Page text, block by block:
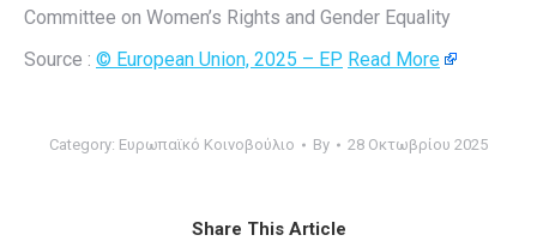
Committee on Women’s Rights and Gender Equality
Source : © European Union, 2025 – EP Read More
Category: Ευρωπαϊκό Κοινοβούλιο By 28 Οκτωβρίου 2025
Share This Article